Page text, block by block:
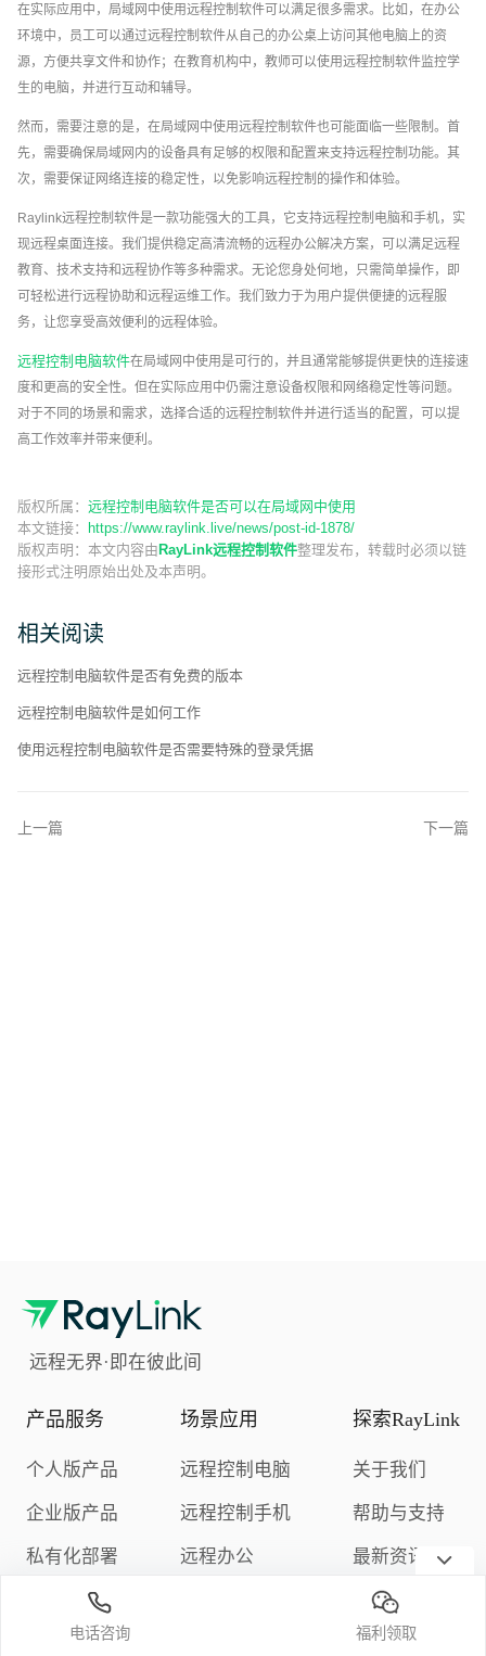
在实际应用中，局域网中使用远程控制软件可以满足很多需求。比如，在办公
环境中，员工可以通过远程控制软件从自己的办公桌上访问其他电脑上的资
源，方便共享文件和协作；在教育机构中，教师可以使用远程控制软件监控学
生的电脑，并进行互动和辅导。
然而，需要注意的是，在局域网中使用远程控制软件也可能面临一些限制。首
先，需要确保局域网内的设备具有足够的权限和配置来支持远程控制功能。其
次，需要保证网络连接的稳定性，以免影响远程控制的操作和体验。
Raylink远程控制软件是一款功能强大的工具，它支持远程控制电脑和手机，实
现远程桌面连接。我们提供稳定高清流畅的远程办公解决方案，可以满足远程
教育、技术支持和远程协作等多种需求。无论您身处何地，只需简单操作，即
可轻松进行远程协助和远程运维工作。我们致力于为用户提供便捷的远程服
务，让您享受高效便利的远程体验。
远程控制电脑软件在局域网中使用是可行的，并且通常能够提供更快的连接速
度和更高的安全性。但在实际应用中仍需注意设备权限和网络稳定性等问题。
对于不同的场景和需求，选择合适的远程控制软件并进行适当的配置，可以提
高工作效率并带来便利。
版权所属： 远程控制电脑软件是否可以在局域网中使用
本文链接： https://www.raylink.live/news/post-id-1878/
版权声明： 本文内容由RayLink远程控制软件整理发布，转载时必须以链
接形式注明原始出处及本声明。
相关阅读
远程控制电脑软件是否有免费的版本
远程控制电脑软件是如何工作
使用远程控制电脑软件是否需要特殊的登录凭据
上一篇 下一篇
远程无界·即在彼此间
产品服务
个人版产品
企业版产品
私有化部署
下载中心
定价与购买
场景应用
远程控制电脑
远程控制手机
远程办公
探索RayLink
关于我们
帮助与支持
最新资讯
隐私政策
电话咨询 福利领取